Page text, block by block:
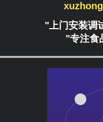
"上门安装调
"专注食